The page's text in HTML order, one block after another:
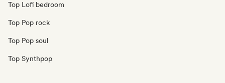
Top Lofi bedroom
Top Pop rock
Top Pop soul
Top Synthpop